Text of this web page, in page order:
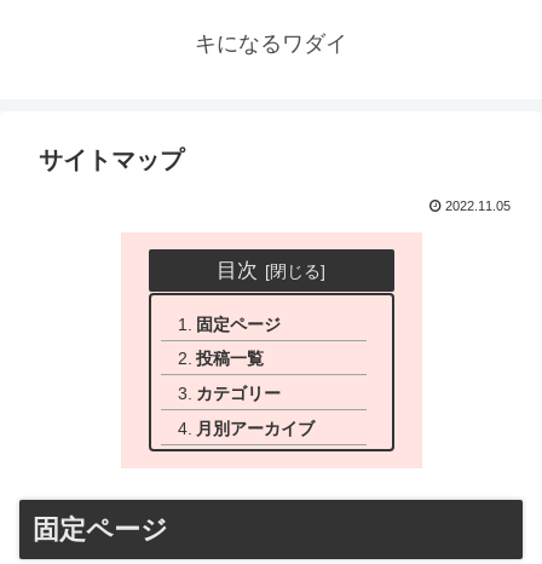
キになるワダイ
サイトマップ
2022.11.05
目次
固定ページ
投稿一覧
カテゴリー
月別アーカイブ
固定ページ